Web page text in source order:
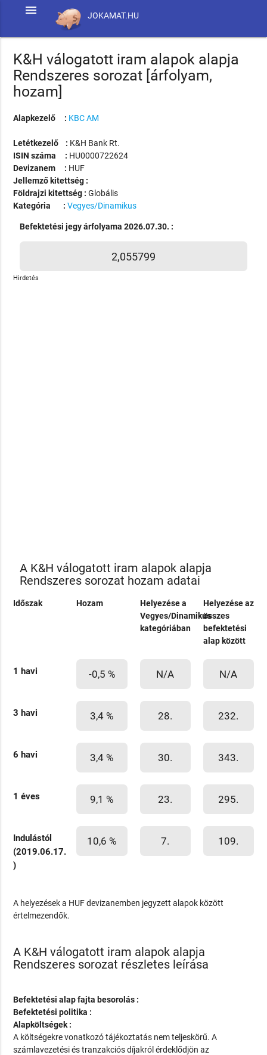
JOKAMAT.HU
menu
K&H válogatott iram alapok alapja
Rendszeres sorozat [árfolyam,
hozam]
Alapkezelő : KBC AM
Letétkezelő : K&H Bank Rt.
ISIN száma : HU0000722624
Devizanem : HUF
Jellemző kitettség :
Földrajzi kitettség :Globális
Kategória : Vegyes/Dinamikus
Befektetési jegy árfolyama 2026.07.30. :
2,055799
Hirdetés
A K&H válogatott iram alapok alapja
Rendszeres sorozat hozam adatai
Időszak Hozam
Helyezése a
Vegyes/Dinamikus
kategóriában
Helyezése az
összes
befektetési
alap között
1 havi -0,5 % N/A N/A
3 havi 3,4 % 28. 232.
6 havi 3,4 % 30. 343.
1 éves 9,1 % 23. 295.
Indulástól
(2019.06.17.
)
10,6 % 7. 109.
A helyezések a HUF devizanemben jegyzett alapok között
értelmezendők.
A K&H válogatott iram alapok alapja
Rendszeres sorozat részletes leírása
Befektetési alap fajta besorolás :
Befektetési politika :
Alapköltségek :
A költségekre vonatkozó tájékoztatás nem teljeskörű. A
számlavezetési és tranzakciós díjakról érdeklődjön az